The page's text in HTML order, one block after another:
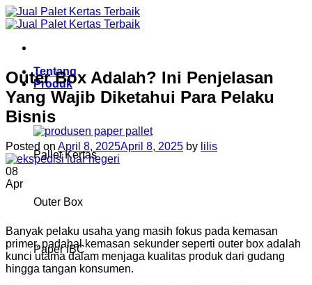
Skip
to
Tentang
Produk
Pallet Kertas
Outer Box
Paper IBC
Outer Box Adalah? Ini Penjelasan
Yang Wajib Diketahui Para Pelaku
Bisnis
Posted on April 8, 2025April 8, 2025 by lilis
08
Apr
Banyak pelaku usaha yang masih fokus pada kemasan
primer, padahal kemasan sekunder seperti outer box adalah
kunci utama dalam menjaga kualitas produk dari gudang
hingga tangan konsumen.